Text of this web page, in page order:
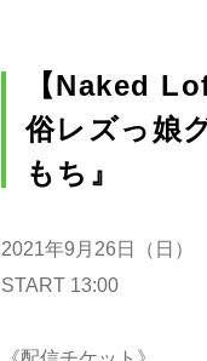
【Naked
俗レズっ娘
もち』
2021年9月26日（日）
START 13:00